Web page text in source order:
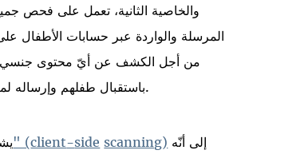
المرسلة والواردة عبر حسابات الأطفال
من أجل الكشف عن أيّ محتوى جنسي
باستقبال طفلهم وإرساله لمثل هذه الصور؛ وهي خاصية يمكن تفعيلها أو إيقافها من قبل الأهل.
" (client-side scanning)